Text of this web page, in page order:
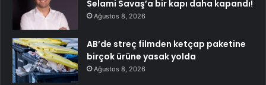
Selami Savaş’a bir kapı daha kapandı!
Ağustos 8, 2026
AB’de streç filmden ketçap paketine
birçok ürüne yasak yolda
Ağustos 8, 2026